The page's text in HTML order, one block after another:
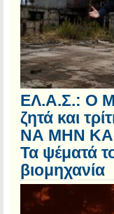
ΕΛ.Α.Σ.: Ο
ζητά και
ΝΑ ΜΗΝ
Τα ψέματά
βιομηχανία